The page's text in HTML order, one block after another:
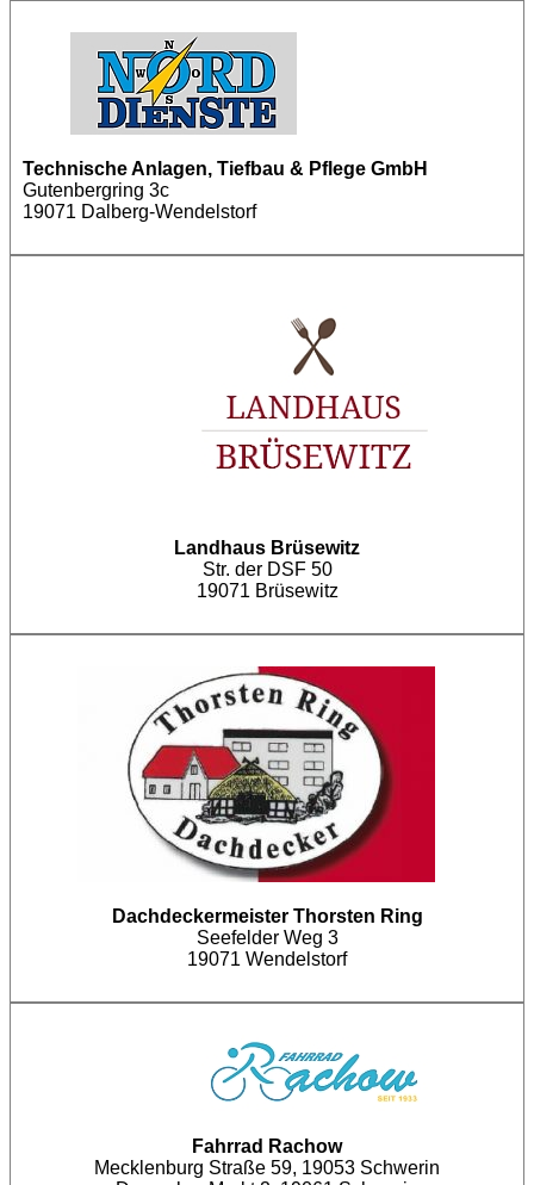
Technische Anlagen, Tiefbau & Pflege GmbH
Gutenbergring 3c
19071 Dalberg-Wendelstorf
Landhaus Brüsewitz
Str. der DSF 50
19071 Brüsewitz
Dachdeckermeister Thorsten Ring
Seefelder Weg 3
19071 Wendelstorf
Fahrrad Rachow
Mecklenburg Straße 59, 19053 Schwerin